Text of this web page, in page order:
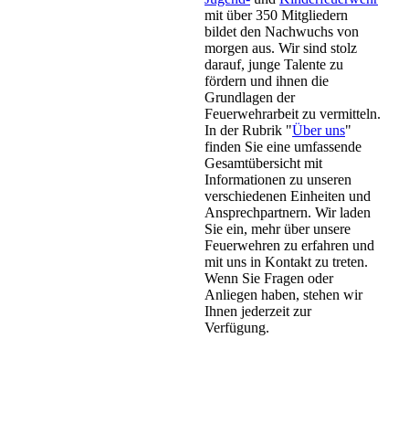
mit über 350 Mitgliedern
bildet den Nachwuchs von
morgen aus. Wir sind stolz
darauf, junge Talente zu
fördern und ihnen die
Grundlagen der
Feuerwehrarbeit zu vermitteln.
In der Rubrik "Über uns"
finden Sie eine umfassende
Gesamtübersicht mit
Informationen zu unseren
verschiedenen Einheiten und
Ansprechpartnern. Wir laden
Sie ein, mehr über unsere
Feuerwehren zu erfahren und
mit uns in Kontakt zu treten.
Wenn Sie Fragen oder
Anliegen haben, stehen wir
Ihnen jederzeit zur
Verfügung.